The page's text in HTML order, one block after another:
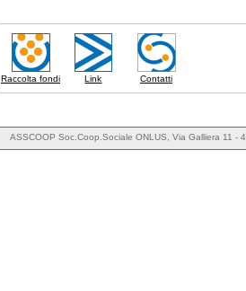
Raccolta fondi Link Contatti
ASSCOOP Soc.Coop.Sociale ONLUS, Via Galliera 11 -